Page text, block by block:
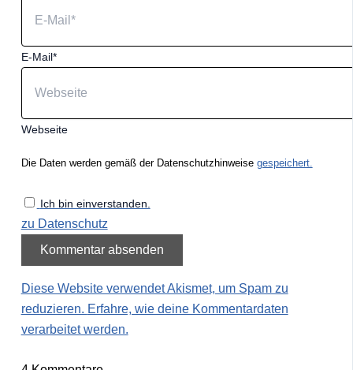
E-Mail*
Webseite
Die Daten werden gemäß der Datenschutzhinweise gespeichert.
Ich bin einverstanden.
zu Datenschutz
Diese Website verwendet Akismet, um Spam zu
reduzieren. Erfahre, wie deine Kommentardaten
verarbeitet werden.